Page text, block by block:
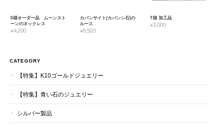
S様オーダー品 ムーンスト
ーンのネックレス
¥4,200
カバンサイト(カバンシ石)の
ルース
¥6,920
T様 加工品
¥3,000
CATEGORY
【特集】K10ゴールドジュエリー
【特集】青い石のジュエリー
シルバー製品